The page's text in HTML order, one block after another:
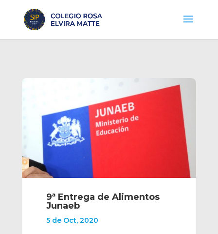
9ª Entrega de Alimentos
Junaeb
5 de Oct, 2020